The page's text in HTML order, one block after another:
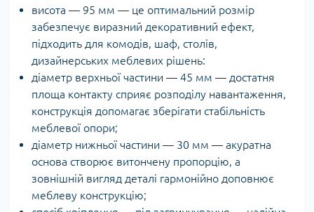
висота — 95 мм — це оптимальний розмір
забезпечує виразний декоративний ефект,
підходить для комодів, шаф, столів,
дизайнерських меблевих рішень:
діаметр верхньої частини — 45 мм — достатня
площа контакту сприяє розподілу навантаження,
конструкція допомагає зберігати стабільність
меблевої опори;
діаметр нижньої частини — 30 мм — акуратна
основа створює витончену пропорцію, а
зовнішній вигляд деталі гармонійно доповнює
меблеву конструкцію;